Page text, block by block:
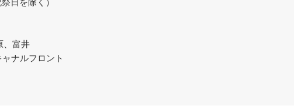
日を除く）
富井
ナルフロント